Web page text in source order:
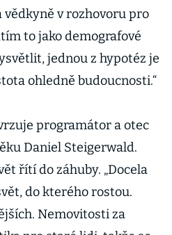
v rozhovoru pro
to jako demografové
jednou z hypotéz je
ohledně budoucnosti.“
programátor a otec
Daniel Steigerwald.
řítí do záhuby. „Docela
do kterého rostou.
Nemovitosti za